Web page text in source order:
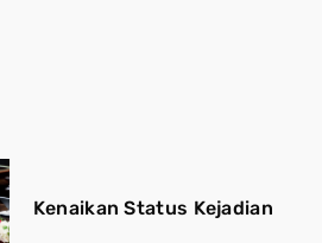
Kenaikan Status Kejadian